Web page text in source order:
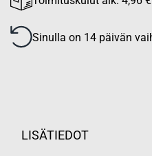
Sinulla on 14 päivän
LISÄTIEDOT